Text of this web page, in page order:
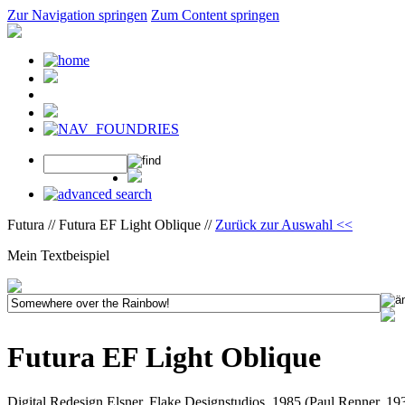
Zur Navigation springen Zum Content springen
Futura // Futura EF Light Oblique // Zurück zur Auswahl <<
Mein Textbeispiel
Futura EF Light Oblique
Digital Redesign Elsner, Flake Designstudios, 1985 (Paul Renner,